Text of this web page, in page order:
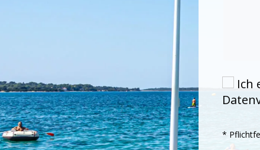
Ich
*